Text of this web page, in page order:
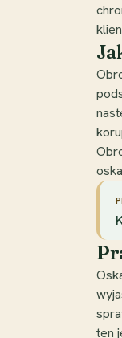
ten